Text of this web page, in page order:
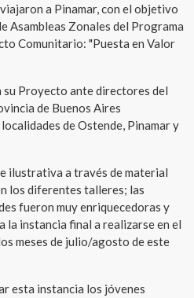
a Pinamar, con el objetivo
Asambleas Zonales del Programa
Comunitario: "Puesta en Valor
su Proyecto ante directores del
de Buenos Aires
de Ostende, Pinamar y
ilustrativa a través de material
los diferentes talleres; las
fueron muy enriquecedoras y
la instancia final a realizarse en el
meses de julio/agosto de este
esta instancia los jóvenes